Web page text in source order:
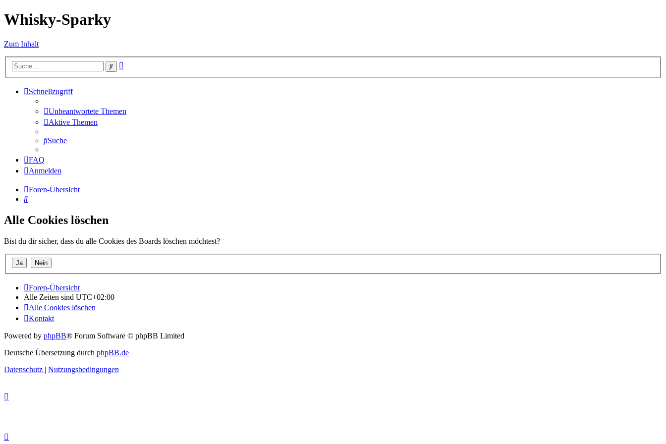
Whisky-Sparky
Zum Inhalt
Suche
Schnellzugriff
Unbeantwortete Themen
Aktive Themen
Suche
FAQ
Anmelden
Foren-Übersicht
Suche
Alle Cookies löschen
Bist du dir sicher, dass du alle Cookies des Boards löschen möchtest?
Foren-Übersicht
Alle Zeiten sind UTC+02:00
Alle Cookies löschen
Kontakt
Powered by phpBB® Forum Software © phpBB Limited
Deutsche Übersetzung durch phpBB.de
Datenschutz | Nutzungsbedingungen